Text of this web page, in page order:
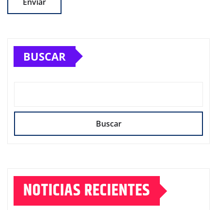
BUSCAR
Buscar
NOTICIAS RECIENTES